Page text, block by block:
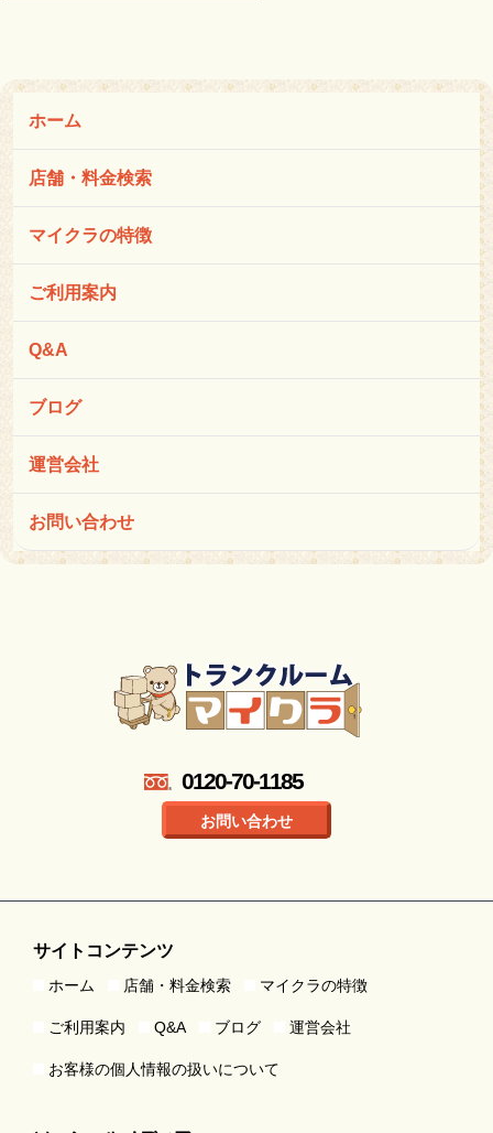
ホーム
店舗・料金検索
マイクラの特徴
ご利用案内
Q&A
ブログ
運営会社
お問い合わせ
0120-70-1185
お問い合わせ
サイトコンテンツ
ホーム 店舗・料金検索 マイクラの特徴
ご利用案内 Q&A ブログ 運営会社
お客様の個人情報の扱いについて